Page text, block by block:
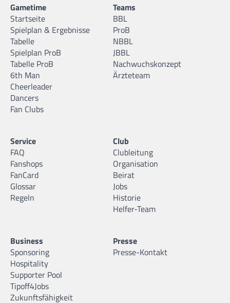
Gametime
Startseite
Spielplan & Ergebnisse
Tabelle
Spielplan ProB
Tabelle ProB
6th Man
Cheerleader
Dancers
Fan Clubs
Teams
BBL
ProB
NBBL
JBBL
Nachwuchskonzept
Ärzteteam
Service
FAQ
Fanshops
FanCard
Glossar
Regeln
Club
Clubleitung
Organisation
Beirat
Jobs
Historie
Helfer-Team
Business
Sponsoring
Hospitality
Supporter Pool
Tipoff4Jobs
Zukunftsfähigkeit
Presse
Presse-Kontakt